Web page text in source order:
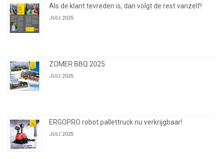
Als de klant tevreden is, dan volgt de rest vanzelf!
JULI 2025
ZOMER BBQ 2025
JULI 2025
ERGOPRO robot pallettruck nu verkrijgbaar!
JULI 2025